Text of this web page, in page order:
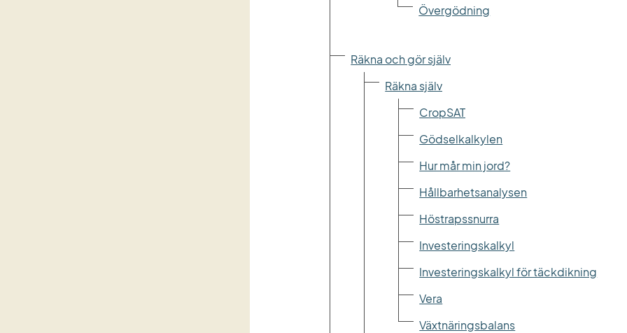
Övergödning
Räkna och gör själv
Räkna själv
CropSAT
Gödselkalkylen
Hur mår min jord?
Hållbarhetsanalysen
Höstrapssnurra
Investeringskalkyl
Investeringskalkyl för täckdikning
Vera
Växtnäringsbalans